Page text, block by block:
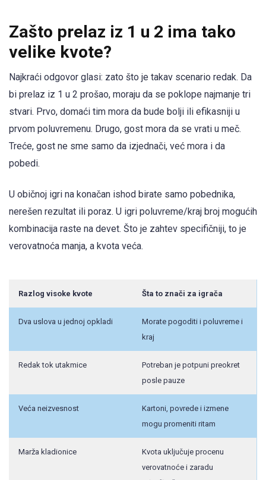
Zašto prelaz iz 1 u 2 ima tako
velike kvote?
Najkraći odgovor glasi: zato što je takav scenario redak. Da
bi prelaz iz 1 u 2 prošao, moraju da se poklope najmanje tri
stvari. Prvo, domaći tim mora da bude bolji ili efikasniji u
prvom poluvremenu. Drugo, gost mora da se vrati u meč.
Treće, gost ne sme samo da izjednači, već mora i da
pobedi.
U običnoj igri na konačan ishod birate samo pobednika,
nerešen rezultat ili poraz. U igri poluvreme/kraj broj mogućih
kombinacija raste na devet. Što je zahtev specifičniji, to je
verovatnoća manja, a kvota veća.
Razlog visoke kvote Šta to znači za igrača
Dva uslova u jednoj opkladi
Morate pogoditi i poluvreme i
kraj
Redak tok utakmice
Potreban je potpuni preokret
posle pauze
Veća neizvesnost
Kartoni, povrede i izmene
mogu promeniti ritam
Marža kladionice
Kvota uključuje procenu
verovatnoće i zaradu